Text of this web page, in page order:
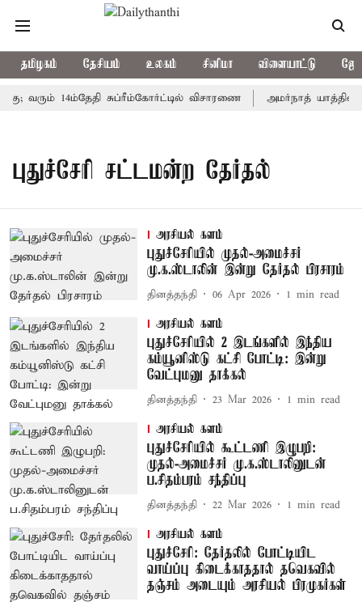
தமிழகம் தேசியம் உலகம் சினிமா விளையாட்டு
வரும் 14ம்தேதி சுப்ரீம்கோர்ட்டில் விசாரணை அமர்நாத் யாத்திரை
புதுச்சேரி சட்டமன்ற தேர்தல்
அரசியல் களம்
புதுச்சேரியில் முதல்-அமைச்சர்
மு.க.ஸ்டாலின் இன்று தேர்தல் பிரசாரம்
தினத்தந்தி 06 Apr 2026 1 min read
அரசியல் களம்
புதுச்சேரியில் 2 இடங்களில் இந்திய
கம்யூனிஸ்டு கட்சி போட்டி: இன்று
வேட்புமனு தாக்கல்
தினத்தந்தி 23 Mar 2026 1 min read
அரசியல் களம்
புதுச்சேரியில் கூட்டணி இழுபறி:
முதல்-அமைச்சர் மு.க.ஸ்டாலினுடன்
ப.சிதம்பரம் சந்திப்பு
தினத்தந்தி 22 Mar 2026 1 min read
அரசியல் களம்
புதுச்சேரி: தேர்தலில் போட்டியிட
வாய்ப்பு கிடைக்காததால் தவெகவில்
தஞ்சம் அடையும் அரசியல் பிரமுகர்கள்